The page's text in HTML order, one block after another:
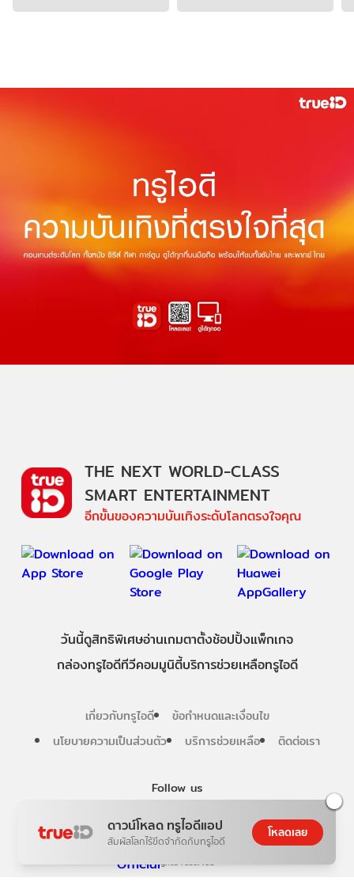
ดาวน์โหลด ทรูไอดีแอป
สัมผัสโลกไร้ขีดจำกัดกับทรูไอดี
โหลดเลย
Follow us
Copyright © True Digital Group Company Limited.
All rights reserved
THE NEXT WORLD-CLASS
SMART ENTERTAINMENT
อีกขั้นของความบันเทิงระดับโลกตรงใจคุณ
วันนี้ดูสิทธิพิเศษอ่านเกมตาตั้งช้อปปิ้งแพ็กเกจ
กล่องทรูไอดีทีวีคอมมูนิตี้บริการช่วยเหลือทรูไอดี
เกี่ยวกับทรูไอดี
ข้อกำหนดและเงื่อนไข
นโยบายความเป็นส่วนตัว
บริการช่วยเหลือ ติดต่อเรา